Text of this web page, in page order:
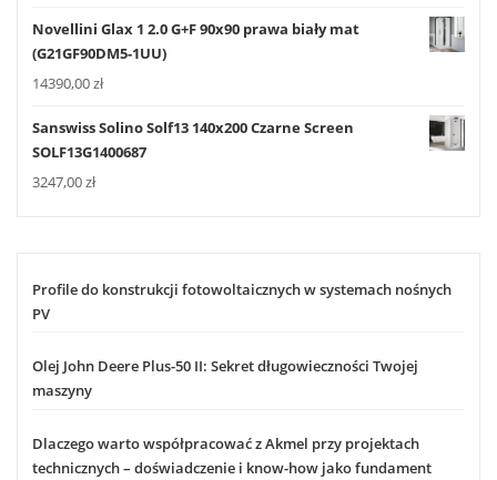
Novellini Glax 1 2.0 G+F 90x90 prawa biały mat
(G21GF90DM5-1UU)
14390,00zł
Sanswiss Solino Solf13 140x200 Czarne Screen
SOLF13G1400687
3247,00zł
Profile do konstrukcji fotowoltaicznych w systemach nośnych
PV
Olej John Deere Plus-50 II: Sekret długowieczności Twojej
maszyny
Dlaczego warto współpracować z Akmel przy projektach
technicznych – doświadczenie i know-how jako fundament